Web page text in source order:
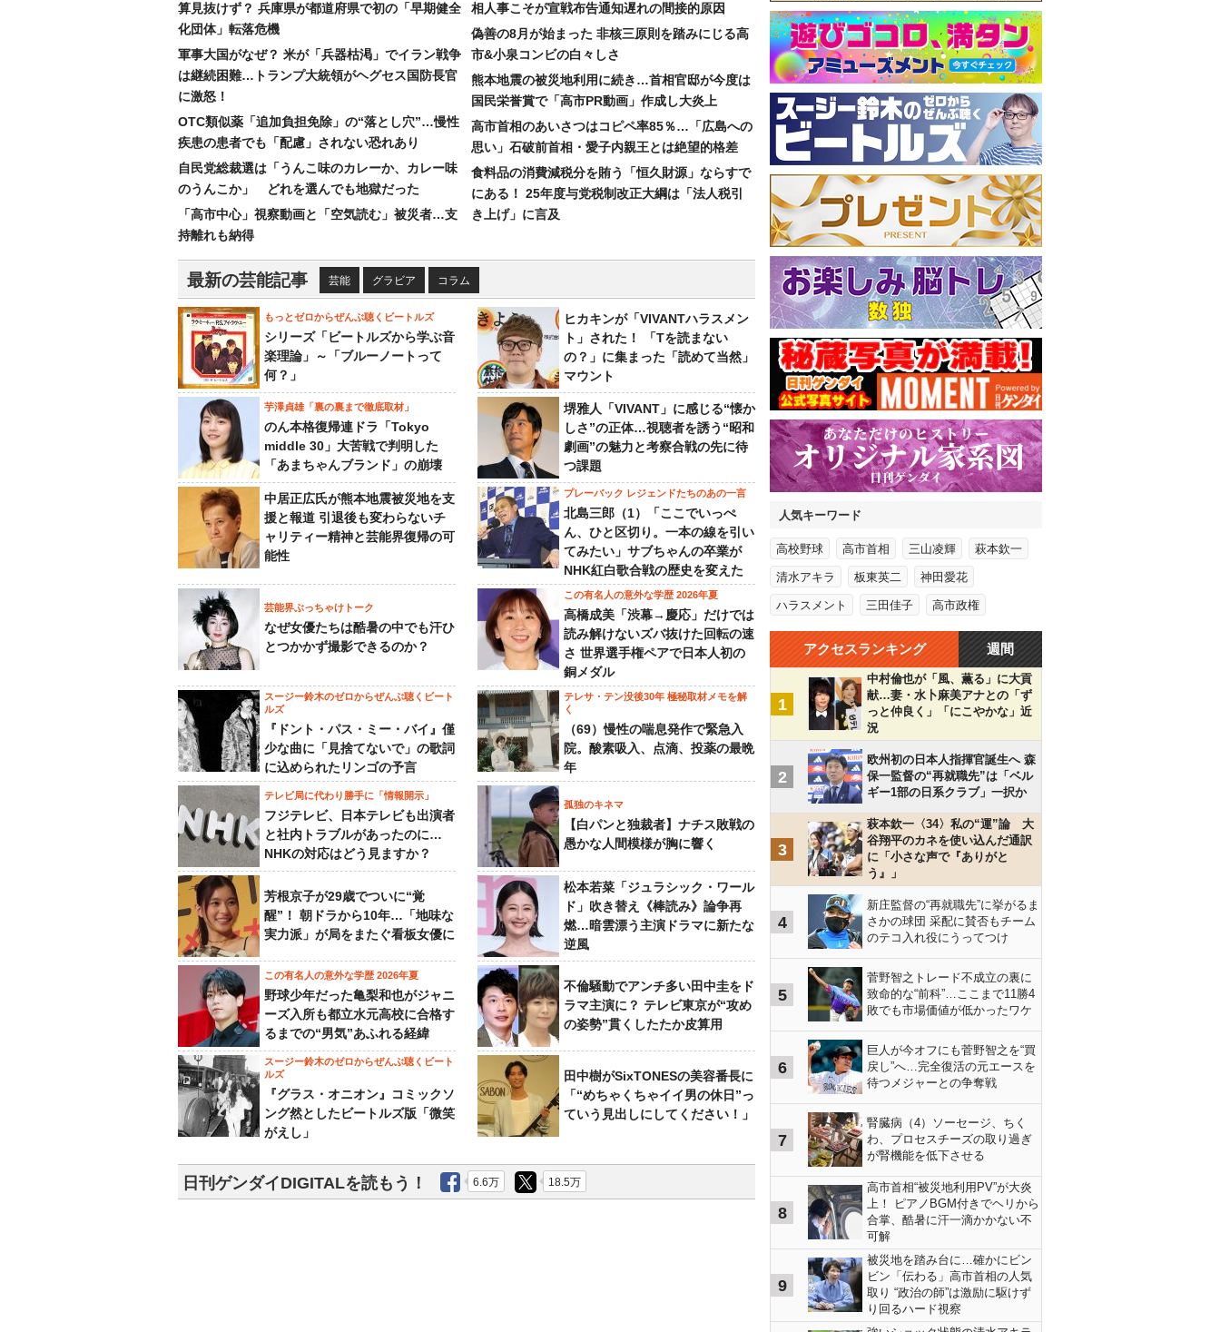
算見抜けず？ 兵庫県が都道府県で初の「早期健全
化団体」転落危機
軍事大国がなぜ？ 米が「兵器枯渇」でイラン戦争
は継続困難…トランプ大統領がヘグセス国防長官
に激怒！
OTC類似薬「追加負担免除」の“落とし穴”…慢性
疾患の患者でも「配慮」されない恐れあり
自民党総裁選は「うんこ味のカレーか、カレー味
のうんこか」 どれを選んでも地獄だった
「高市中心」視察動画と「空気読む」被災者…支
持離れも納得
相人事こそが宣戦布告通知遅れの間接的原因
偽善の8月が始まった 非核三原則を踏みにじる高
市&小泉コンビの白々しさ
熊本地震の被災地利用に続き…首相官邸が今度は
国民栄誉賞で「高市PR動画」作成し大炎上
高市首相のあいさつはコピペ率85％…「広島への
思い」石破前首相・愛子内親王とは絶望的格差
食料品の消費減税分を賄う「恒久財源」ならすで
にある！ 25年度与党税制改正大綱は「法人税引
き上げ」に言及
最新の芸能記事 芸能 グラビア コラム
もっとゼロからぜんぶ聴くビートルズ
シリーズ「ビートルズから学ぶ音
楽理論」～「ブルーノートって
何？」
ヒカキンが「VIVANTハラスメン
ト」された！ 「Tを読まない
の？」に集まった「読めて当然」
マウント
芋澤貞雄「裏の裏まで徹底取材」
のん本格復帰連ドラ「Tokyo
middle 30」大苦戦で判明した
「あまちゃんブランド」の崩壊
堺雅人「VIVANT」に感じる“懐か
しさ”の正体…視聴者を誘う“昭和
劇画”の魅力と考察合戦の先に待
つ課題
中居正広氏が熊本地震被災地を支
援と報道 引退後も変わらないチ
ャリティー精神と芸能界復帰の可
能性
プレーバック レジェンドたちのあの一言
北島三郎（1）「ここでいっぺ
ん、ひと区切り。一本の線を引い
てみたい」サブちゃんの卒業が
NHK紅白歌合戦の歴史を変えた
芸能界ぶっちゃけトーク
なぜ女優たちは酷暑の中でも汗ひ
とつかかず撮影できるのか？
この有名人の意外な学歴 2026年夏
高橋成美「渋幕→慶応」だけでは
読み解けないズバ抜けた回転の速
さ 世界選手権ペアで日本人初の
銅メダル
スージー鈴木のゼロからぜんぶ聴くビート
ルズ
『ドント・パス・ミー・バイ』僅
少な曲に「見捨てないで」の歌詞
に込められたリンゴの予言
テレサ・テン没後30年 極秘取材メモを解
く
（69）慢性の喘息発作で緊急入
院。酸素吸入、点滴、投薬の最晩
年
テレビ局に代わり勝手に「情報開示」
フジテレビ、日本テレビも出演者
と社内トラブルがあったのに…
NHKの対応はどう見ますか？
孤独のキネマ
【白パンと独裁者】ナチス敗戦の
愚かな人間模様が胸に響く
芳根京子が29歳でついに“覚
醒”！ 朝ドラから10年…「地味な
実力派」が局をまたぐ看板女優に
松本若菜「ジュラシック・ワール
ド」吹き替え《棒読み》論争再
燃…暗雲漂う主演ドラマに新たな
逆風
この有名人の意外な学歴 2026年夏
野球少年だった亀梨和也がジャニ
ーズ入所も都立水元高校に合格す
るまでの“男気”あふれる経緯
不倫騒動でアンチ多い田中圭をド
ラマ主演に？ テレビ東京が“攻め
の姿勢”貫くしたたか皮算用
スージー鈴木のゼロからぜんぶ聴くビート
ルズ
『グラス・オニオン』コミックソ
ング然としたビートルズ版「微笑
がえし」
田中樹がSixTONESの美容番長に
「“めちゃくちゃイイ男の休日”っ
ていう見出しにしてください！」
日刊ゲンダイDIGITALを読もう！ 6.6万 18.5万
人気キーワード
高校野球 高市首相 三山凌輝 萩本欽一
清水アキラ 板東英二 神田愛花
ハラスメント 三田佳子 高市政権
アクセスランキング 週間
1
中村倫也が「風、薫る」に大貢
献…妻・水卜麻美アナとの「ず
っと仲良く」「にこやかな」近
況
2
欧州初の日本人指揮官誕生へ 森
保一監督の“再就職先”は「ベル
ギー1部の日系クラブ」一択か
3
萩本欽一〈34〉私の“運”論 大
谷翔平のカネを使い込んだ通訳
に「小さな声で『ありがと
う』」
4
新庄監督の“再就職先”に挙がるま
さかの球団 采配に賛否もチーム
のテコ入れ役にうってつけ
5
菅野智之トレード不成立の裏に
致命的な“前科”…ここまで11勝4
敗でも市場価値が低かったワケ
6
巨人が今オフにも菅野智之を“買
戻し”へ…完全復活の元エースを
待つメジャーとの争奪戦
7
腎臓病（4）ソーセージ、ちく
わ、プロセスチーズの取り過ぎ
が腎機能を低下させる
8
高市首相“被災地利用PV”が大炎
上！ ピアノBGM付きでヘリから
合掌、酷暑に汗一滴かかない不
可解
9
被災地を踏み台に…確かにビン
ビン「伝わる」高市首相の人気
取り “政治の師”は激励に駆けず
り回るハード視察